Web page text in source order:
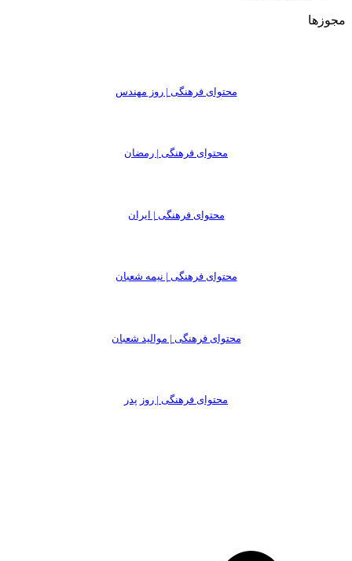
مجوزها
محتوای فرهنگی | روز مهندس
محتوای فرهنگی | رمضان
محتوای فرهنگی | ایران
محتوای فرهنگی | نیمه شعبان
محتوای فرهنگی | موالید شعبان
محتوای فرهنگی | روز پدر